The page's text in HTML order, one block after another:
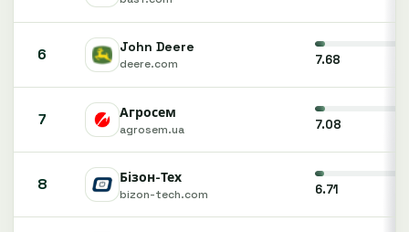
6 John Deere
deere.com 7.68
7 Агросем
agrosem.ua 7.08
8 Бізон-Тех
bizon-tech.com 6.71